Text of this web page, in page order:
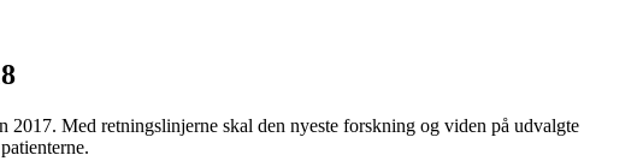
Med retningslinjerne skal den nyeste forskning og viden på udvalgte